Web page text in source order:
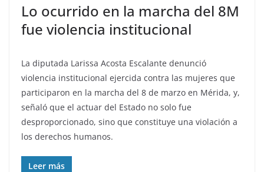
Lo ocurrido en la marcha del 8M
fue violencia institucional
La diputada Larissa Acosta Escalante denunció
violencia institucional ejercida contra las mujeres que
participaron en la marcha del 8 de marzo en Mérida, y,
señaló que el actuar del Estado no solo fue
desproporcionado, sino que constituye una violación a
los derechos humanos.
Leer más